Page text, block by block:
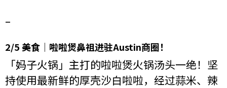
–
2/5 美食｜啦啦煲鼻祖进驻Austin商圈！
「妈子火锅」主打的啦啦煲火锅汤头一绝！坚
持使用最新鲜的厚壳沙白啦啦，经过蒜米、辣